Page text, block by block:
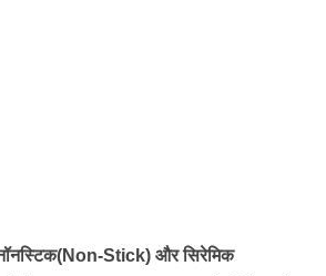
Stick) और सिरेमिक